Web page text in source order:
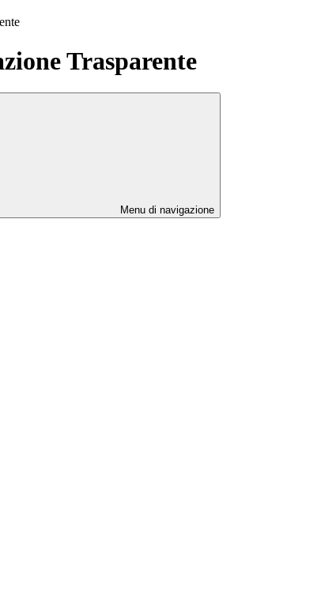
Trasparente
Menu di navigazione